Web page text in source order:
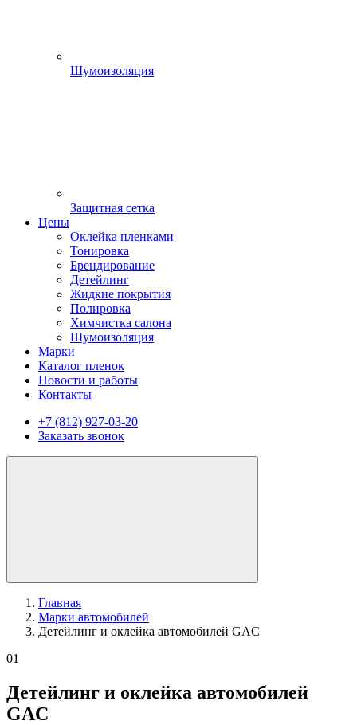
Шумоизоляция
Защитная сетка
Цены
Оклейка пленками
Тонировка
Брендирование
Детейлинг
Жидкие покрытия
Полировка
Химчистка салона
Шумоизоляция
Марки
Каталог пленок
Новости и работы
Контакты
+7 (812) 927-03-20
Заказать звонок
Главная
Марки автомобилей
Детейлинг и оклейка автомобилей GAC
01
Детейлинг и оклейка автомобилей
GAC